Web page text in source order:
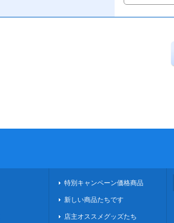
特別キャンペーン価格商品
新しい商品たちです
店主オススメグッズたち